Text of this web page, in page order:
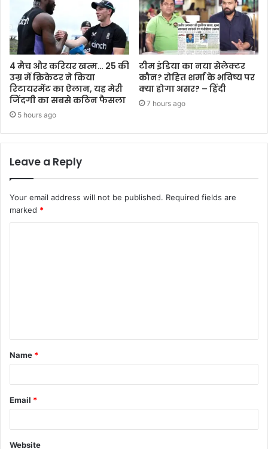
4 मैच और करियर खत्म… 25 की
उम्र में क्रिकेटर ने किया
रिटायरमेंट का ऐलान, यह मेरी
जिंदगी का सबसे कठिन फैसला
5 hours ago
टीम इंडिया का नया सेलेक्टर
कौन? रोहित शर्मा के भविष्य पर
क्या होगा असर? – हिंदी
7 hours ago
Leave a Reply
Your email address will not be published. Required fields are
marked *
Name *
Email *
Website